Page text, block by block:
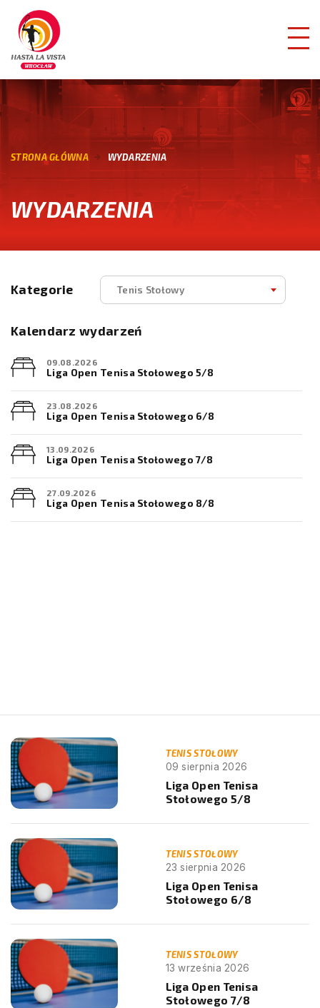
STRONA GŁÓWNA WYDARZENIA
WYDARZENIA
Kategorie Tenis Stołowy
Kalendarz wydarzeń
09.08.2026
Liga Open Tenisa Stołowego 5/8
23.08.2026
Liga Open Tenisa Stołowego 6/8
13.09.2026
Liga Open Tenisa Stołowego 7/8
27.09.2026
Liga Open Tenisa Stołowego 8/8
TENIS STOŁOWY
09 sierpnia 2026
Liga Open Tenisa
Stołowego 5/8
TENIS STOŁOWY
23 sierpnia 2026
Liga Open Tenisa
Stołowego 6/8
TENIS STOŁOWY
13 września 2026
Liga Open Tenisa
Stołowego 7/8